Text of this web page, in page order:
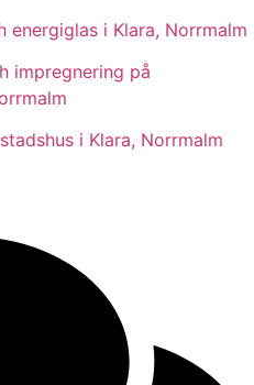
i Klara, Norrmalm
impregnering på
i Klara, Norrmalm